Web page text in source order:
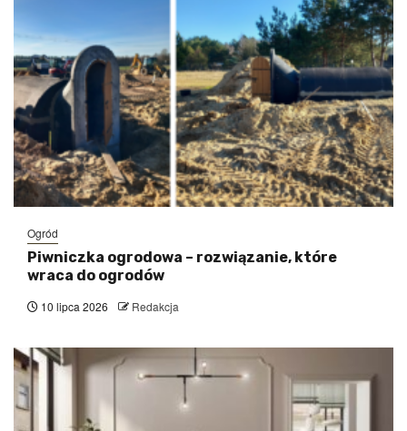
Ogród
Piwniczka ogrodowa – rozwiązanie, które
wraca do ogrodów
10 lipca 2026 Redakcja